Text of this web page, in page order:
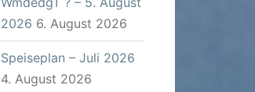
2026 6. August 2026
Speiseplan – Juli 2026
4. August 2026